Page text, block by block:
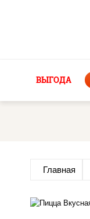
ВЫГОДА
Главная